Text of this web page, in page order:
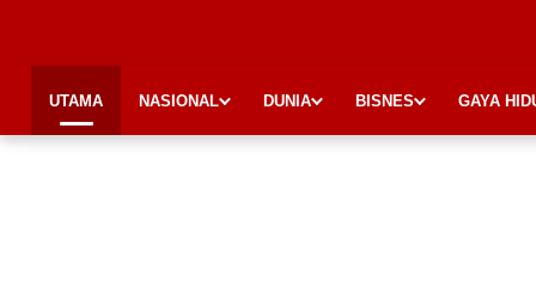
UTAMA NASIONAL DUNIA BISNES GAYA